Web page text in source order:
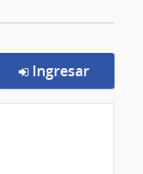
Ingresar